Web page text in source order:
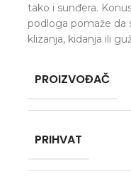
tako i sunđera.
podloga pomaže da
klizanja, kidanja ili
PROIZVOĐAČ
PRIHVAT